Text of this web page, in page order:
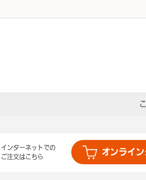
インターネットでの
ご注文はこちら
オンライン